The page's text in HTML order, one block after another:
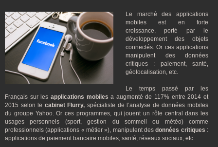
Le marché des applications
mobiles est en forte
croissance, porté par le
développement des objets
connectés. Or ces applications
manipulent des données
critiques : paiement, santé,
géolocalisation, etc.
Le temps passé par les
Français sur les applications mobiles a augmenté de 117% entre 2014 et
2015 selon le cabinet Flurry,spécialiste de l’analyse de données mobiles
du groupe Yahoo. Or ces programmes, qui jouent un rôle central dans les
usages personnels (sport, gestion du sommeil ou météo) comme
professionnels (applications « métier »), manipulent desdonnées critiques :
applications de paiement bancaire mobiles, santé, réseaux sociaux, etc.